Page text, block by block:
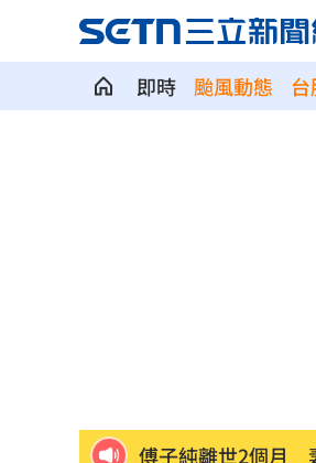
即時 颱風動態
苗栗離奇命案！26